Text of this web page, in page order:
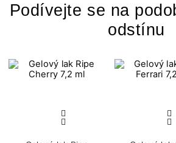
Podívejte se na
odstínu